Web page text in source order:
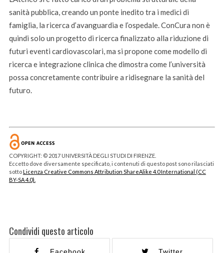
sanità pubblica, creando un ponte inedito tra i medici di
famiglia, la ricerca d’avanguardia e l’ospedale. ConCura non è
quindi solo un progetto di ricerca finalizzato alla riduzione di
futuri eventi cardiovascolari, ma si propone come modello di
ricerca e integrazione clinica che dimostra come l’università
possa concretamente contribuire a ridisegnare la sanità del
futuro.
COPYRIGHT: © 2017 UNIVERSITÀ DEGLI STUDI DI FIRENZE.
Eccetto dove diversamente specificato, i contenuti di questo post sono rilasciati
sottoLicenza Creative Commons Attribution ShareAlike 4.0 International (CC
BY-SA 4.0).
Condividi questo articolo
Facebook Twitter